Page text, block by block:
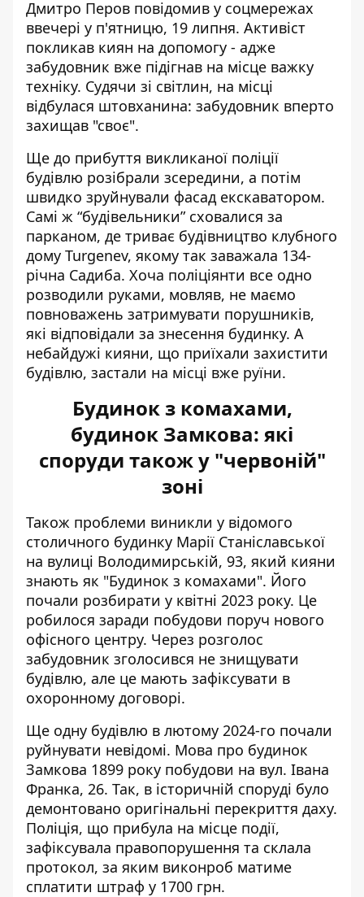
Дмитро Перов повідомив у соцмережах
ввечері у п'ятницю, 19 липня. Активіст
покликав киян на допомогу - адже
забудовник вже підігнав на місце важку
техніку. Судячи зі світлин, на місці
відбулася штовханина: забудовник вперто
захищав "своє".
Ще до прибуття викликаної поліції
будівлю розібрали зсередини, а потім
швидко зруйнували фасад екскаватором.
Самі ж “будівельники” сховалися за
парканом, де триває будівництво клубного
дому Turgenev, якому так заважала 134-
річна Садиба. Хоча поліціянти все одно
розводили руками, мовляв, не маємо
повноважень затримувати порушників,
які відповідали за знесення будинку. А
небайдужі кияни, що приїхали захистити
будівлю, застали на місці вже руїни.
Будинок з комахами,
будинок Замкова: які
споруди також у "червоній"
зоні
Також проблеми виникли у відомого
столичного будинку Марії Станіславської
на вулиці Володимирській, 93, який кияни
знають як "Будинок з комахами". Його
почали розбирати у квітні 2023 року. Це
робилося заради побудови поруч нового
офісного центру. Через розголос
забудовник зголосився не знищувати
будівлю, але це мають зафіксувати в
охоронному договорі.
Ще одну будівлю в лютому 2024-го почали
руйнувати невідомі. Мова про будинок
Замкова 1899 року побудови на вул. Івана
Франка, 26. Так, в історичній споруді було
демонтовано оригінальні перекриття даху.
Поліція, що прибула на місце події,
зафіксувала правопорушення та склала
протокол, за яким виконроб матиме
сплатити штраф у 1700 грн.